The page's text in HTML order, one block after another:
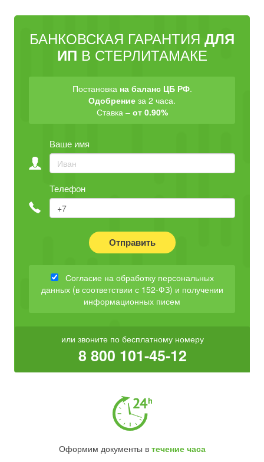
БАНКОВСКАЯ ГАРАНТИЯ ДЛЯ
ИП В СТЕРЛИТАМАКЕ
Постановка на баланс ЦБ РФ.
Одобрение за 2 часа.
Ставка – от 0.90%
Ваше имя
Телефон
Отправить
Согласие на обработку персональных
данных (в соответствии с 152-ФЗ) и получении
информационных писем
или звоните по бесплатному номеру
8 800 101-45-12
Оформим документы в течение часа